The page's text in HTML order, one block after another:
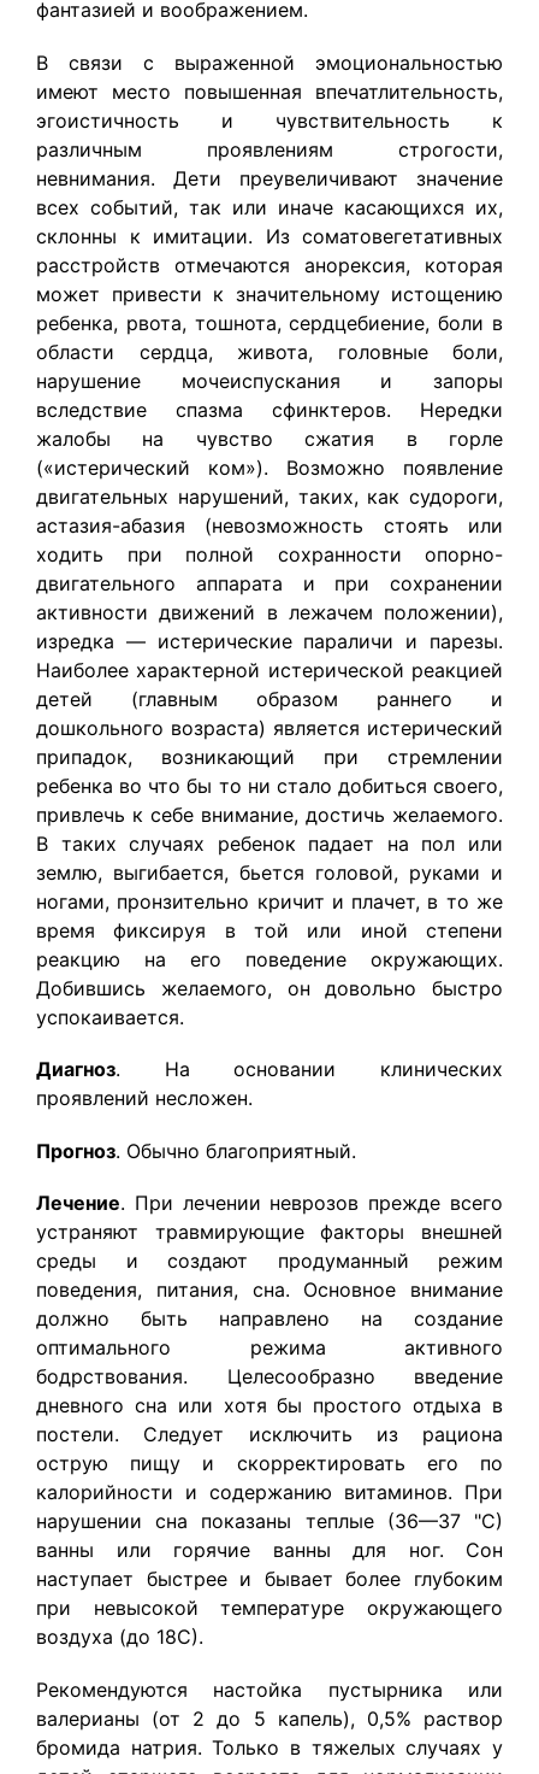
фантазией и воображением.
В связи с выраженной эмоциональностью
имеют место повышенная впечатлительность,
эгоистичность и чувствительность к
различным проявлениям строгости,
невнимания. Дети преувеличивают значение
всех событий, так или иначе касающихся их,
склонны к имитации. Из соматовегетативных
расстройств отмечаются анорексия, которая
может привести к значительному истощению
ребенка, рвота, тошнота, сердцебиение, боли в
области сердца, живота, головные боли,
нарушение мочеиспускания и запоры
вследствие спазма сфинктеров. Нередки
жалобы на чувство сжатия в горле
(«истерический ком»). Возможно появление
двигательных нарушений, таких, как судороги,
астазия-абазия (невозможность стоять или
ходить при полной сохранности опорно-
двигательного аппарата и при сохранении
активности движений в лежачем положении),
изредка — истерические параличи и парезы.
Наиболее характерной истерической реакцией
детей (главным образом раннего и
дошкольного возраста) является истерический
припадок, возникающий при стремлении
ребенка во что бы то ни стало добиться своего,
привлечь к себе внимание, достичь желаемого.
В таких случаях ребенок падает на пол или
землю, выгибается, бьется головой, руками и
ногами, пронзительно кричит и плачет, в то же
время фиксируя в той или иной степени
реакцию на его поведение окружающих.
Добившись желаемого, он довольно быстро
успокаивается.
Диагноз. На основании клинических
проявлений несложен.
Прогноз. Обычно благоприятный.
Лечение. При лечении неврозов прежде всего
устраняют травмирующие факторы внешней
среды и создают продуманный режим
поведения, питания, сна. Основное внимание
должно быть направлено на создание
оптимального режима активного
бодрствования. Целесообразно введение
дневного сна или хотя бы простого отдыха в
постели. Следует исключить из рациона
острую пищу и скорректировать его по
калорийности и содержанию витаминов. При
нарушении сна показаны теплые (36—37 "С)
ванны или горячие ванны для ног. Сон
наступает быстрее и бывает более глубоким
при невысокой температуре окружающего
воздуха (до 18С).
Рекомендуются настойка пустырника или
валерианы (от 2 до 5 капель), 0,5% раствор
бромида натрия. Только в тяжелых случаях у